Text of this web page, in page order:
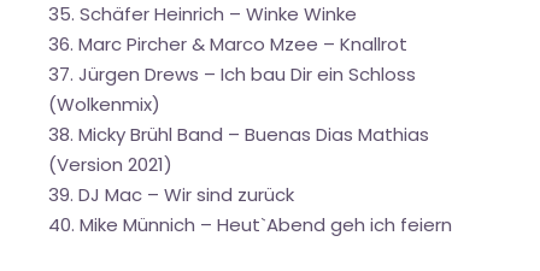
35. Schäfer Heinrich – Winke Winke
36. Marc Pircher & Marco Mzee – Knallrot
37. Jürgen Drews – Ich bau Dir ein Schloss
(Wolkenmix)
38. Micky Brühl Band – Buenas Dias Mathias
(Version 2021)
39. DJ Mac – Wir sind zurück
40. Mike Münnich – Heut`Abend geh ich feiern